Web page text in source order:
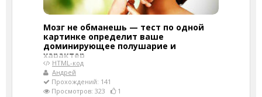
Мозг не обманешь — тест по одной
картинке определит ваше
доминирующее полушарие и
характер
HTML-код
Андрей
Прохождений: 141
Просмотров: 323
1